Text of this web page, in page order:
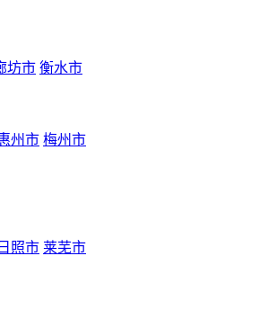
坊市 衡水市
州市 梅州市
日照市 莱芜市